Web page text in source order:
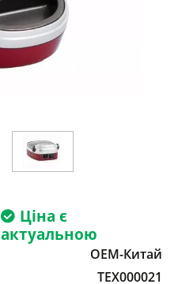
Ціна є
актуальною
OEM-Китай
TEX000021